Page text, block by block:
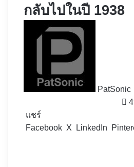
กลับไปในปี 1938
PatSonic
แชร์
Facebook X LinkedIn